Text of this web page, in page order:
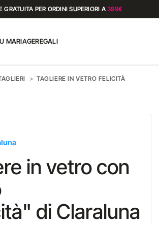
GRATUITA PER ORDINI SUPERIORI A399€
MARIAGEREGALI
TAGLIERE IN VETRO FELICITÀ
in vetro con
di Claraluna